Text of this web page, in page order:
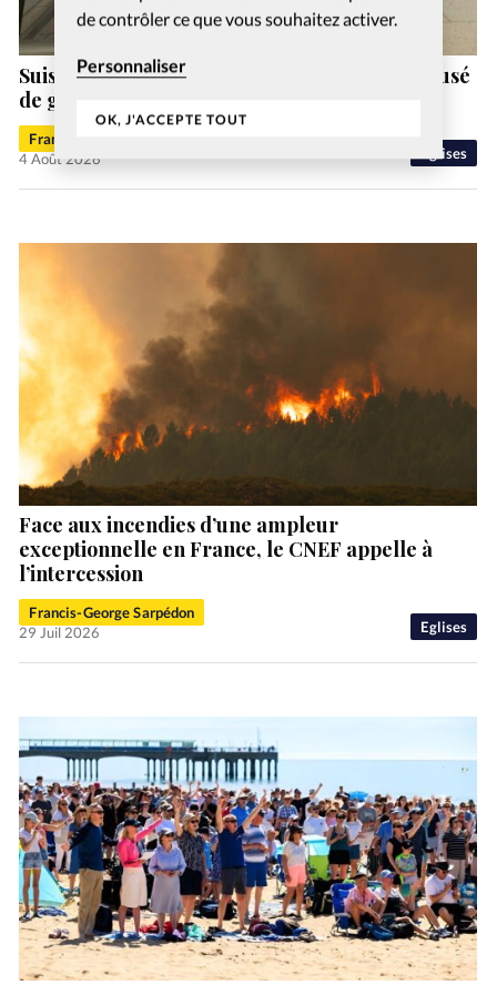
de contrôler ce que vous souhaitez activer.
Personnaliser
OK, J'ACCEPTE TOUT
Eglises
Suisse: un ex-pasteur de la vallée de Joux accusé
de gestes déplacés
Francis-George Sarpédon
4 Août 2026
Eglises
Face aux incendies d’une ampleur
exceptionnelle en France, le CNEF appelle à
l’intercession
Francis-George Sarpédon
29 Juil 2026